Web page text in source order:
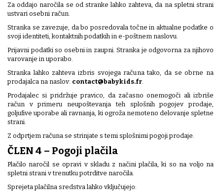
Za oddajo naročila se od stranke lahko zahteva, da na spletni strani
ustvari osebni račun.
Stranka se zavezuje, da bo posredovala točne in aktualne podatke o
svoji identiteti, kontaktnih podatkih in e-poštnem naslovu.
Prijavni podatki so osebni in zaupni. Stranka je odgovorna za njihovo
varovanje in uporabo.
Stranka lahko zahteva izbris svojega računa tako, da se obrne na
prodajalca na naslov: contact@babykids.fr
Prodajalec si pridržuje pravico, da začasno onemogoči ali izbriše
račun v primeru neupoštevanja teh splošnih pogojev prodaje,
goljufive uporabe ali ravnanja, ki ogroža nemoteno delovanje spletne
strani.
Z odprtjem računa se strinjate s temi splošnimi pogoji prodaje.
ČLEN 4 – Pogoji plačila
Plačilo naročil se opravi v skladu z načini plačila, ki so na voljo na
spletni strani v trenutku potrditve naročila.
Sprejeta plačilna sredstva lahko vključujejo: